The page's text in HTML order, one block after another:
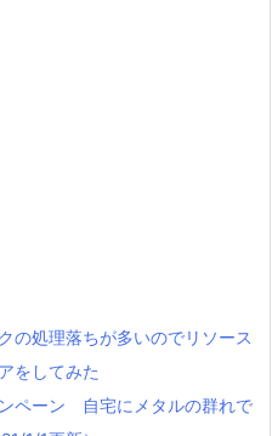
の処理落ちが多いのでリソース
をしてみた
ペーン 自宅にメタルの群れで